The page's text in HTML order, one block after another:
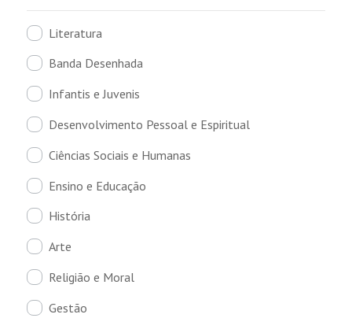
Literatura
Banda Desenhada
Infantis e Juvenis
Desenvolvimento Pessoal e Espiritual
Ciências Sociais e Humanas
Ensino e Educação
História
Arte
Religião e Moral
Gestão